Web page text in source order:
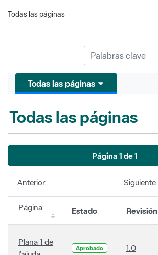
Todas las páginas
Todas las páginas
Todas las páginas
Página 1 de 1
Anterior Siguiente
Página Estado Revisión
Plana 1 de
Aprobado 1.0